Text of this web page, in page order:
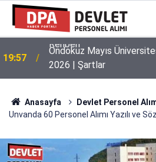
19:57
Ondokuz Mayıs
2026 | Şartlar
Anasayfa Devlet Personel
Unvanda 60 Personel Alımı Yazılı ve